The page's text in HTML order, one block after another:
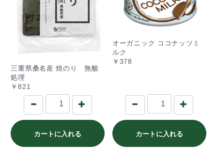
三重県桑名産 焼のり 無酸
処理
￥821
カートに入れる
オーガニック ココナッツミ
ルク
￥378
カートに入れる